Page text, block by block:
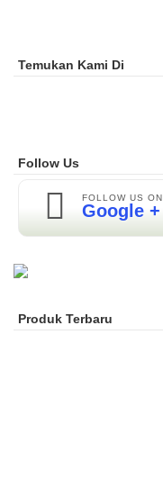
Temukan Kami Di
Follow Us
FOLLOW US ON
Google +
Produk Terbaru